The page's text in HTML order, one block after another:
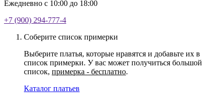
Ежедневно с 10:00 до 18:00
+7 (900) 294-777-4
Соберите список примерки
Выберите платья, которые нравятся и добавьте их в
список примерки. У вас может получиться большой
список, примерка - бесплатно.
Каталог платьев